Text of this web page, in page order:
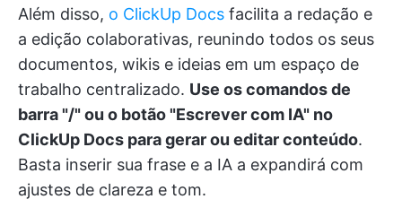
Além disso, o ClickUp Docs facilita a redação e
a edição colaborativas, reunindo todos os seus
documentos, wikis e ideias em um espaço de
trabalho centralizado. Use os comandos de
barra "/" ou o botão "Escrever com IA" no
ClickUp Docs para gerar ou editar conteúdo.
Basta inserir sua frase e a IA a expandirá com
ajustes de clareza e tom.